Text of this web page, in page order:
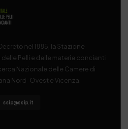
nel 1885, la Stazione
Pelli e delle materie concianti
Nazionale delle Camere di
Nord-Ovest e Vicenza.
ssip@ssip.it